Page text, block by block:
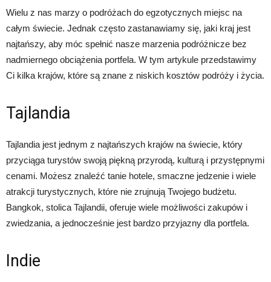
Wielu z nas marzy o podróżach do egzotycznych miejsc na
całym świecie. Jednak często zastanawiamy się, jaki kraj jest
najtańszy, aby móc spełnić nasze marzenia podróżnicze bez
nadmiernego obciążenia portfela. W tym artykule przedstawimy
Ci kilka krajów, które są znane z niskich kosztów podróży i życia.
Tajlandia
Tajlandia jest jednym z najtańszych krajów na świecie, który
przyciąga turystów swoją piękną przyrodą, kulturą i przystępnymi
cenami. Możesz znaleźć tanie hotele, smaczne jedzenie i wiele
atrakcji turystycznych, które nie zrujnują Twojego budżetu.
Bangkok, stolica Tajlandii, oferuje wiele możliwości zakupów i
zwiedzania, a jednocześnie jest bardzo przyjazny dla portfela.
Indie